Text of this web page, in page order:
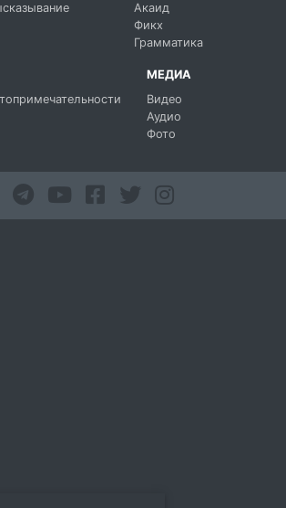
Акаид
Фикх
Грамматика
МЕДИА
Видео
Аудио
Фото